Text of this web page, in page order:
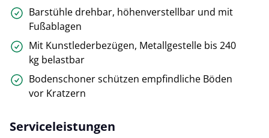
Barstühle drehbar, höhenverstellbar und mit
Fußablagen
Mit Kunstlederbezügen, Metallgestelle bis 240
kg belastbar
Bodenschoner schützen empfindliche Böden
vor Kratzern
Serviceleistungen